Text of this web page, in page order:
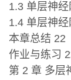
1.3 单层神
1.4 单层神
本章总结 22
作业与练习
第 2 章 多层